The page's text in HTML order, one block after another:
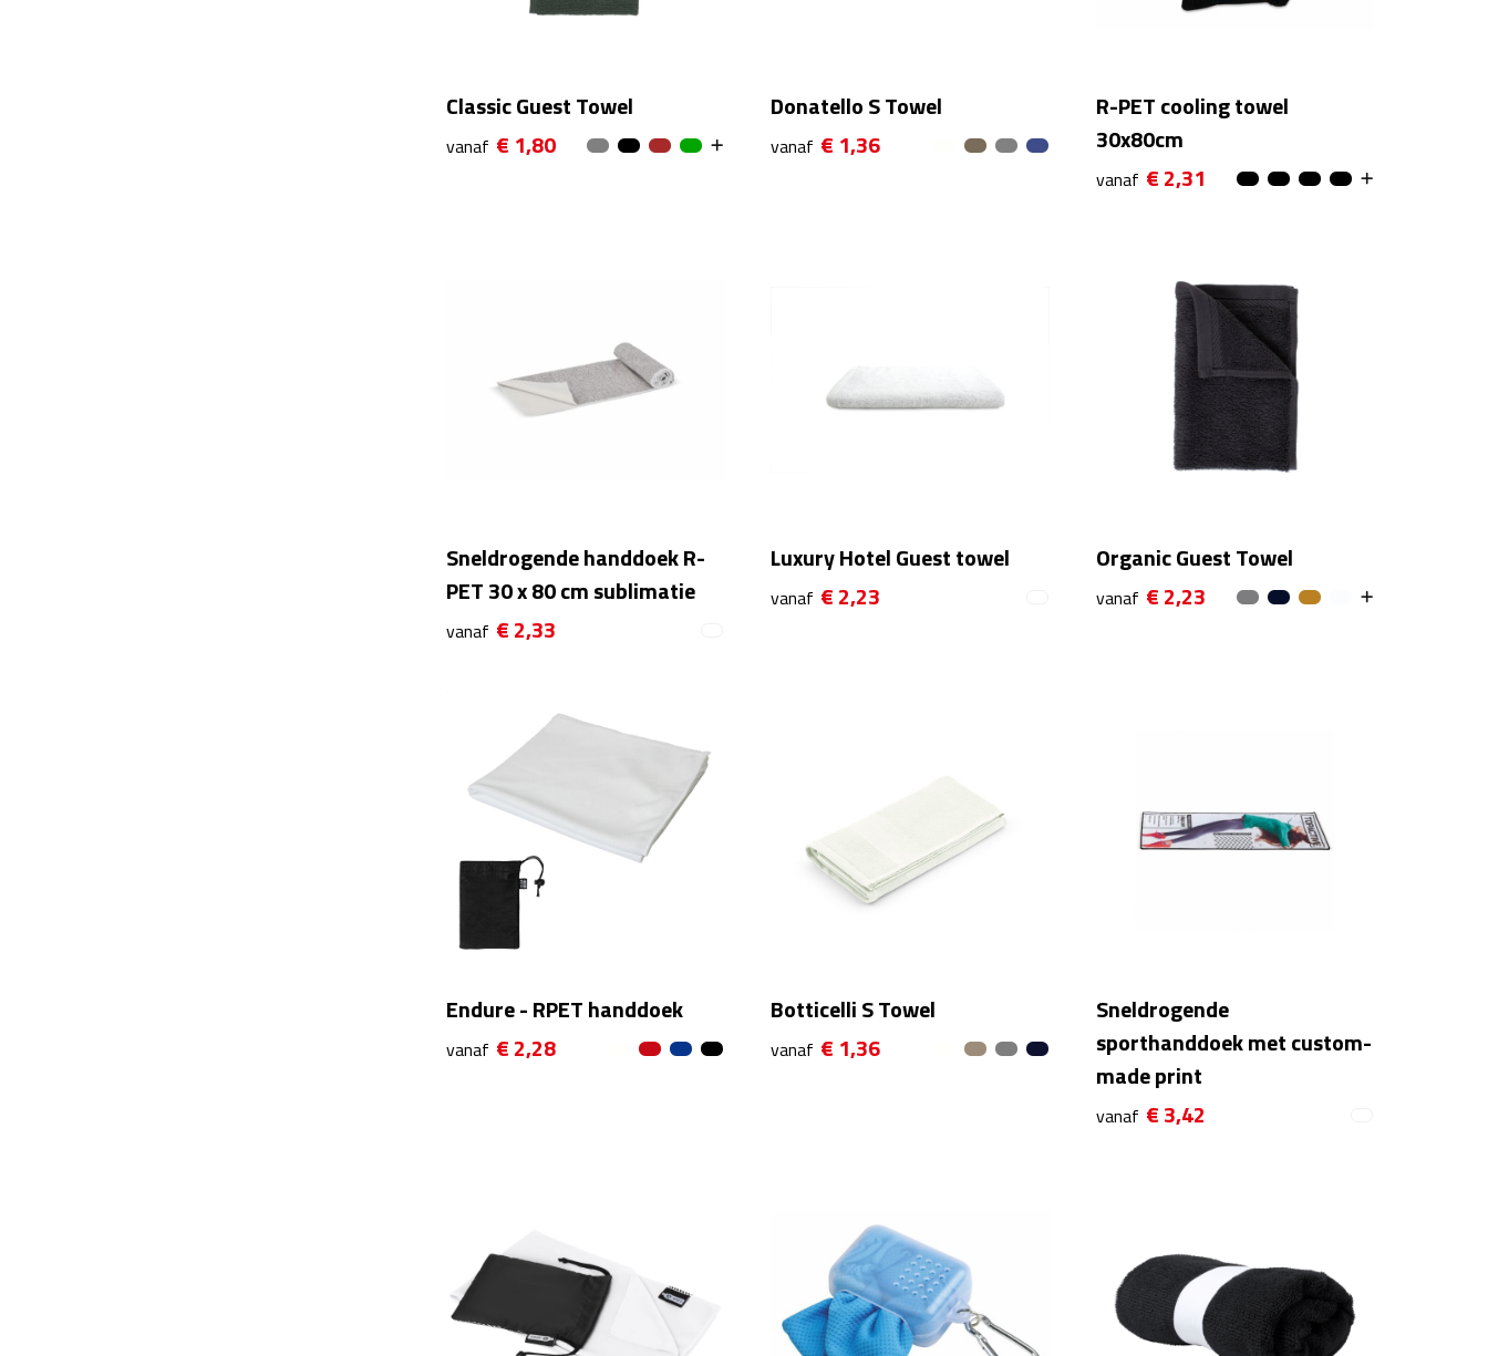
Classic Guest Towel
vanaf € 1,80
Donatello S Towel
vanaf € 1,36
R-PET cooling towel
30x80cm
vanaf € 2,31
Sneldrogende handdoek R-
PET 30 x 80 cm sublimatie
vanaf € 2,33
Luxury Hotel Guest towel
vanaf € 2,23
Organic Guest Towel
vanaf € 2,23
Endure - RPET handdoek
vanaf € 2,28
Botticelli S Towel
vanaf € 1,36
Sneldrogende
sporthanddoek met custom-
made print
vanaf € 3,42